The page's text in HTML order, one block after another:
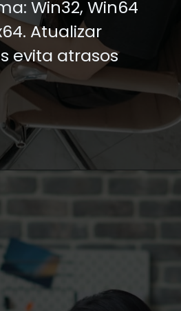
Win32, Win64
Atualizar
evita atrasos